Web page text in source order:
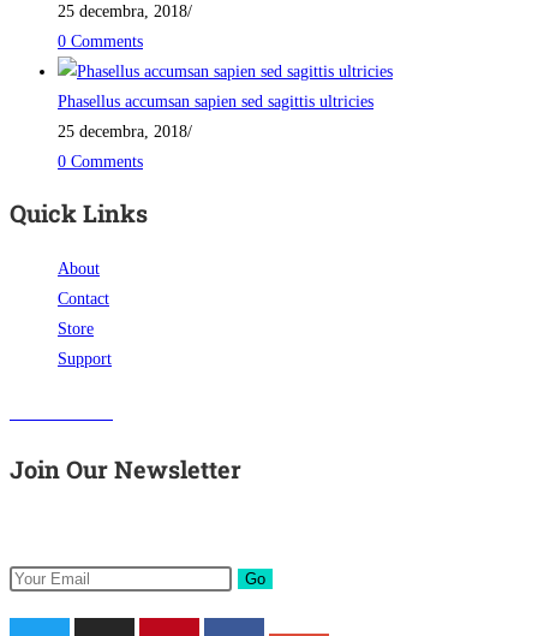
25 decembra, 2018/
0 Comments
Phasellus accumsan sapien sed sagittis ultricies
25 decembra, 2018/
0 Comments
Quick Links
About
Contact
Store
Support
Join Our Newsletter
Go